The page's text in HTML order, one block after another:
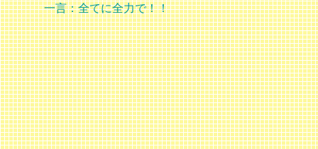
一言：全てに全力で！！